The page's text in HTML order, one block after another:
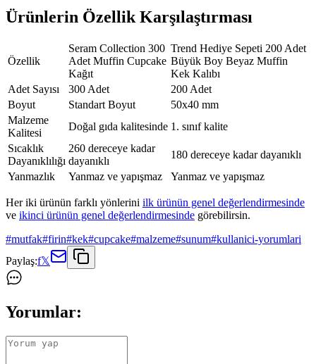
Ürünlerin Özellik Karşılaştırması
Özellik
Seram Collection 300
Adet Muffin Cupcake
Kağıt
Trend Hediye Sepeti 200 Adet
Büyük Boy Beyaz Muffin
Kek Kalıbı
Adet Sayısı
300 Adet
200 Adet
Boyut
Standart Boyut
50x40 mm
Malzeme
Kalitesi
Doğal gıda kalitesinde 1. sınıf kalite
Sıcaklık
Dayanıklılığı
260 dereceye kadar
dayanıklı
180 dereceye kadar dayanıklı
Yanmazlık
Yanmaz ve yapışmaz Yanmaz ve yapışmaz
Her iki ürünün farklı yönlerini ilk ürünün genel değerlendirmesinde
ve ikinci ürünün genel değerlendirmesinde görebilirsin.
#mutfak#firin#kek#cupcake#malzeme#sunum#kullanici-yorumlari
Paylaş:f𝕏
Yorumlar: